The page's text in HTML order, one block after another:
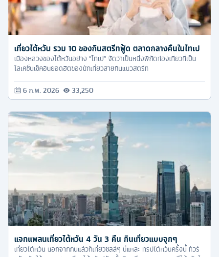
เที่ยวไต้หวัน รวม 10 ของกินสตรีทฟู้ด ตลาดกลางคืนในไทเป
เมืองหลวงของไต้หวันอย่าง “ไทเป” จัดว่าเป็นหนึ่งพิกัดท่องเที่ยวที่เป็น
โลเคชั่นเช็คอินยอดฮิตของนักเที่ยวสายกินแนวสตรีท
6 ก.พ. 2026 33,250
แจกแพลนเที่ยวไต้หวัน 4 วัน 3 คืน กินเที่ยวแบบจุกๆ
เที่ยวไต้หวัน นอกจากกินแล้วก็เที่ยวชิลล์ๆ นี่แหละ ทริปไต้หวันครั้งนี้ ทัวร์